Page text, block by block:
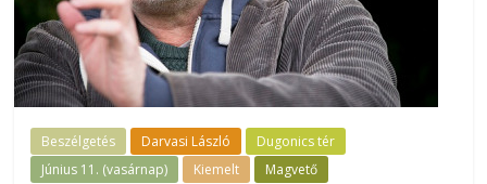
Beszélgetés Darvasi László
Dugonics tér
Június 11. (vasárnap)
Kiemelt Magvető